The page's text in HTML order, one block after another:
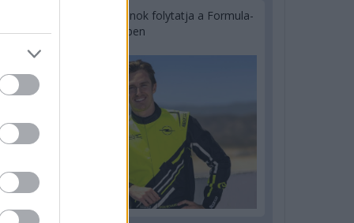
Újabb korábbi F2-es bajnok folytatja a Formula-
E-ben